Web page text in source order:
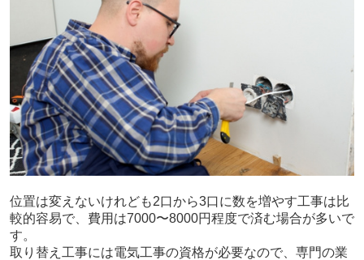
位置は変えないけれども2口から3口に数を増やす工事は比
較的容易で、費用は7000〜8000円程度で済む場合が多いで
す。
取り替え工事には電気工事の資格が必要なので、専門の業